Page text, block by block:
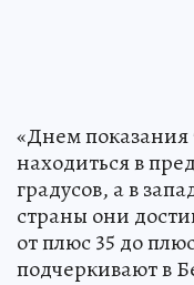
«Днем показания
находиться в
градусов, а в
страны они
от плюс 35 до
подчеркивают в